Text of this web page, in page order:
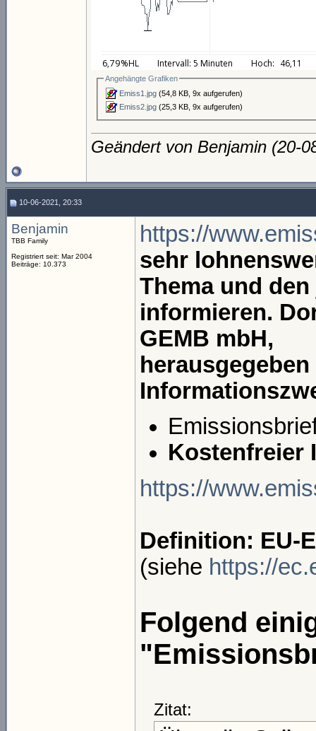
Angehängte Grafiken
Emiss1.jpg (54,8 KB, 9x aufgerufen)
Emiss2.jpg (25,3 KB, 9x aufgerufen)
Geändert von Benjamin (20-
10-06-2021, 20:33
Benjamin
TBB Family
Registriert seit: Mar 2004
Beiträge: 10.373
https://
sehr
Thema und
informieren.
GEMB mbH,
Kostenfreier
https://
Definition: EU-
(siehe https://
Folgend
Zitat: